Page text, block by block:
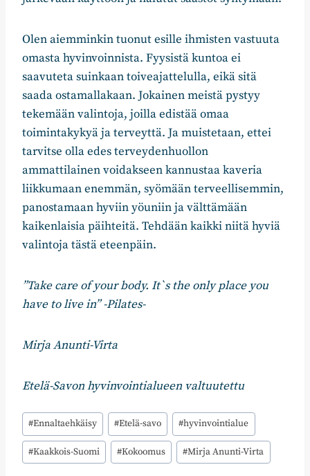
Olen aiemminkin tuonut esille ihmisten vastuuta
omasta hyvinvoinnista. Fyysistä kuntoa ei
saavuteta suinkaan toiveajattelulla, eikä sitä
saada ostamallakaan. Jokainen meistä pystyy
tekemään valintoja, joilla edistää omaa
toimintakykyä ja terveyttä. Ja muistetaan, ettei
tarvitse olla edes terveydenhuollon
ammattilainen voidakseen kannustaa kaveria
liikkumaan enemmän, syömään terveellisemmin,
panostamaan hyviin yöuniin ja välttämään
kaikenlaisia päihteitä. Tehdään kaikki niitä hyviä
valintoja tästä eteenpäin.
”Take care of your body. It`s the only place you
have to live in” -Pilates-
Mirja Anunti-Virta
Etelä-Savon hyvinvointialueen valtuutettu
Avainsanat:
#Ennaltaehkäisy #Etelä-savo #hyvinvointialue
#Kaakkois-Suomi #Kokoomus #Mirja Anunti-Virta